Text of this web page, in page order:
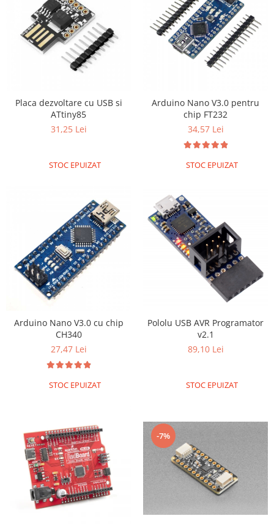
Placa dezvoltare cu USB si
ATtiny85
31,25 Lei
STOC EPUIZAT
Arduino Nano V3.0 pentru
chip FT232
34,57 Lei
STOC EPUIZAT
Arduino Nano V3.0 cu chip
CH340
27,47 Lei
STOC EPUIZAT
Pololu USB AVR Programator
v2.1
89,10 Lei
STOC EPUIZAT
-7%